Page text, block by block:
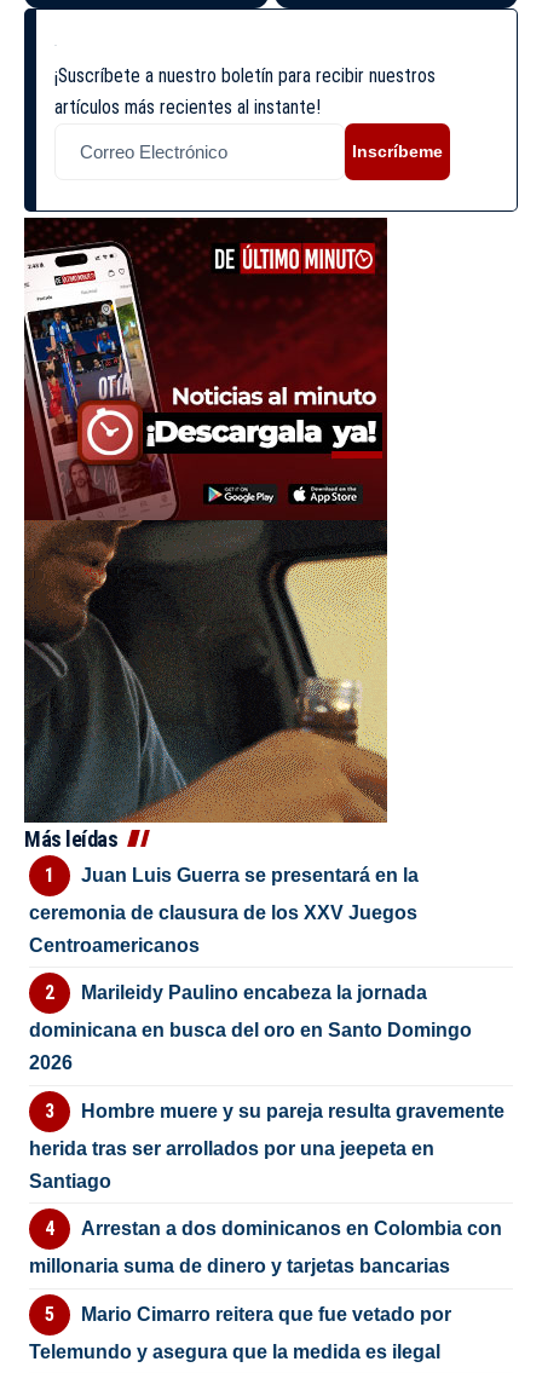
¡Suscríbete a nuestro boletín para recibir nuestros
artículos más recientes al instante!
Inscríbeme
Más leídas
Juan Luis Guerra se presentará en la
ceremonia de clausura de los XXV Juegos
Centroamericanos
Marileidy Paulino encabeza la jornada
dominicana en busca del oro en Santo Domingo
2026
Hombre muere y su pareja resulta gravemente
herida tras ser arrollados por una jeepeta en
Santiago
Arrestan a dos dominicanos en Colombia con
millonaria suma de dinero y tarjetas bancarias
Mario Cimarro reitera que fue vetado por
Telemundo y asegura que la medida es ilegal